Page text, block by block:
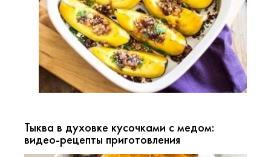
Тыква в духовке кусочками с медом:
видео-рецепты приготовления